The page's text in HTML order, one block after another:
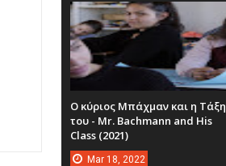
Ο κύριος Μπάχμαν και η Τάξη
του - Mr. Bachmann and His
Class (2021)
Mar 18, 2022